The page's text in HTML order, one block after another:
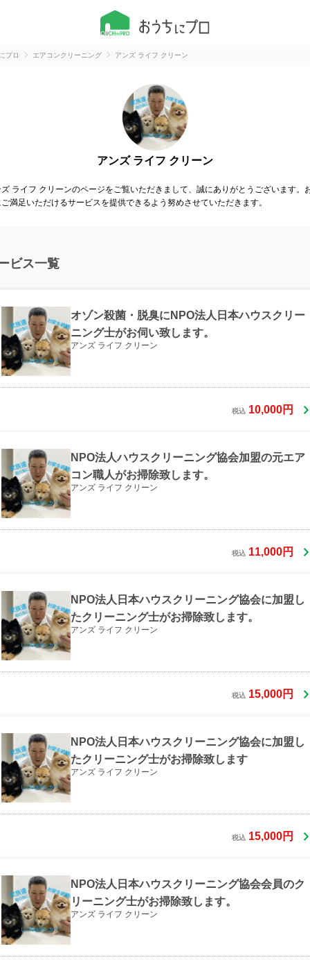
プロ エアコンクリーニング アンズ ライフ クリーン
アンズ ライフ クリーン
ライフ クリーンのページをご覧いただきまして、誠にありがとうございます。
満足いただけるサービスを提供できるよう努めさせていただきます。
ビス一覧
オゾン殺菌・脱臭にNPO法人日本ハウスクリー
ニング士がお伺い致します。
アンズ ライフ クリーン
税込 10,000円
NPO法人ハウスクリーニング協会加盟の元エア
コン職人がお掃除致します。
アンズ ライフ クリーン
税込 11,000円
NPO法人日本ハウスクリーニング協会に加盟し
たクリーニング士がお掃除致します。
アンズ ライフ クリーン
税込 15,000円
NPO法人日本ハウスクリーニング協会に加盟し
たクリーニング士がお掃除致します
アンズ ライフ クリーン
税込 15,000円
NPO法人日本ハウスクリーニング協会会員のク
リーニング士がお掃除致します。
アンズ ライフ クリーン